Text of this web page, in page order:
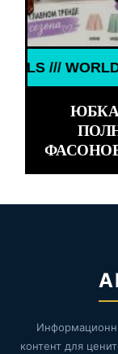
/// WORLD
ЮБКА
контент для